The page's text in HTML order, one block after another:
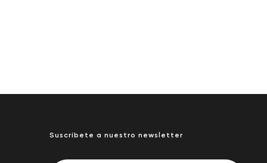
Suscríbete a nuestro newsletter